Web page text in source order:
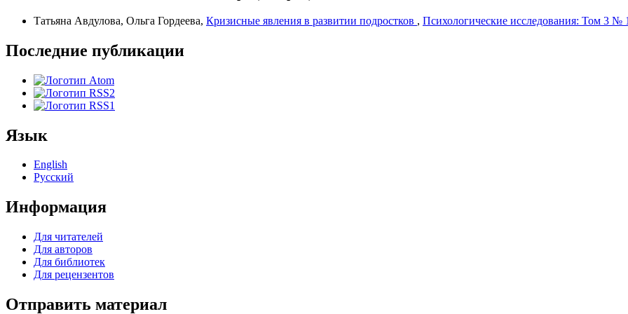
Татьяна Авдулова, Ольга Гордеева, Кризисные явления в развитии подростков , Психологические исследования: Том 3 №
Последние публикации
Язык
English
Русский
Информация
Для читателей
Для авторов
Для библиотек
Для рецензентов
Отправить материал